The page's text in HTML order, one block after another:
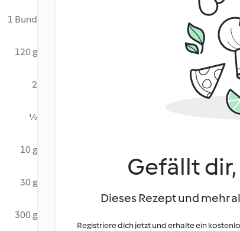
1 Bund
120 g
2
½
10 g
30 g
300 g
Gefällt
Dieses Rezept und mehr
Registriere dich jetzt und erhalte ein